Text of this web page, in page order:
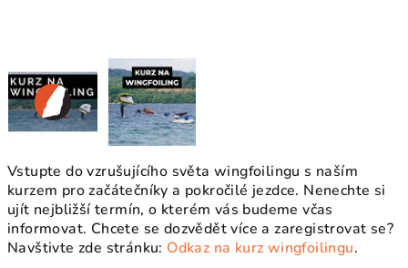
Vstupte do vzrušujícího světa wingfoilingu s naším
kurzem pro začátečníky a pokročilé jezdce. Nenechte si
ujít nejbližší termín, o kterém vás budeme včas
informovat. Chcete se dozvědět více a zaregistrovat se?
Navštivte zde stránku: Odkaz na kurz wingfoilingu.